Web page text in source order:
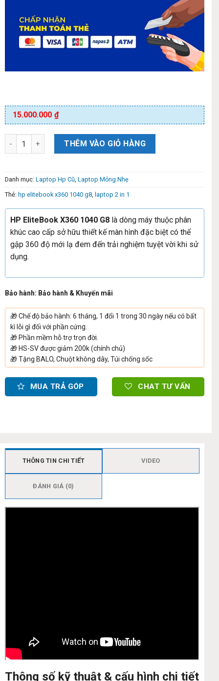
15.000.000 ₫
THÊM VÀO GIỎ HÀNG
Danh mục: Laptop Hp Cũ Laptop Mỏng Nhẹ
Thẻ: hp elitebook x360 1040 g8 laptop 2 in 1
HP EliteBook X360 1040 G8 là dòng máy thuộc phân
khúc cao cấp sở hữu thiết kế màn hình đặc biệt có thể
gập 360 độ mới lạ đem đến trải nghiệm tuyệt vời khi sử
dụng.
Bảo hành: Bảo hành & Khuyến mãi
🎁Chế độ bảo hành: 6 tháng, 1 đổi 1 trong 30 ngày nếu có bất
kì lỗi gì đối với phần cứng.
🎁 Phần mềm hỗ trợ trọn đời.
🎁 HS-SV được giảm 200k (chính chủ)
🎁Tặng BALO, Chuột không dây, Túi chống sốc
MUA TRẢ GÓP CHAT TƯ VẤN
THÔNG TIN CHI TIẾT VIDEO
ĐÁNH GIÁ (0)
Thông số kỹ thuật & cấu hình chi tiết